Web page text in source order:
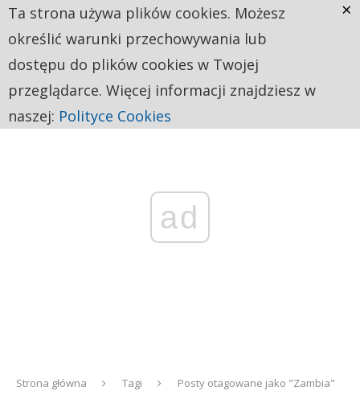
ad
Strona główna Tagi Posty otagowane jako "Zambia"
Ta strona używa plików cookies. Możesz
określić warunki przechowywania lub
dostępu do plików cookies w Twojej
przeglądarce. Więcej informacji znajdziesz w
naszej: Polityce Cookies
×